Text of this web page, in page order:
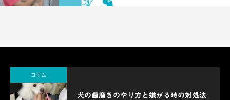
コラム
犬の歯磨きのやり方と嫌がる時の対処法